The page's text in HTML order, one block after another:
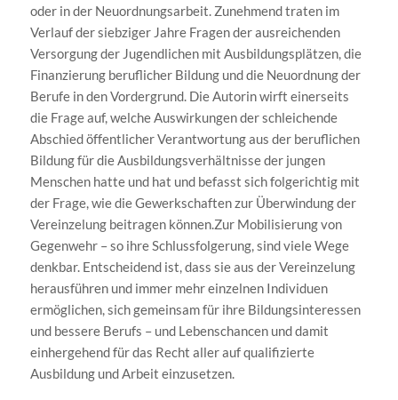
oder in der Neuordnungsarbeit. Zunehmend traten im
Verlauf der siebziger Jahre Fragen der ausreichenden
Versorgung der Jugendlichen mit Ausbildungsplätzen, die
Finanzierung beruflicher Bildung und die Neuordnung der
Berufe in den Vordergrund. Die Autorin wirft einerseits
die Frage auf, welche Auswirkungen der schleichende
Abschied öffentlicher Verantwortung aus der beruflichen
Bildung für die Ausbildungsverhältnisse der jungen
Menschen hatte und hat und befasst sich folgerichtig mit
der Frage, wie die Gewerkschaften zur Überwindung der
Vereinzelung beitragen können.Zur Mobilisierung von
Gegenwehr – so ihre Schlussfolgerung, sind viele Wege
denkbar. Entscheidend ist, dass sie aus der Vereinzelung
herausführen und immer mehr einzelnen Individuen
ermöglichen, sich gemeinsam für ihre Bildungsinteressen
und bessere Berufs – und Lebenschancen und damit
einhergehend für das Recht aller auf qualifizierte
Ausbildung und Arbeit einzusetzen.